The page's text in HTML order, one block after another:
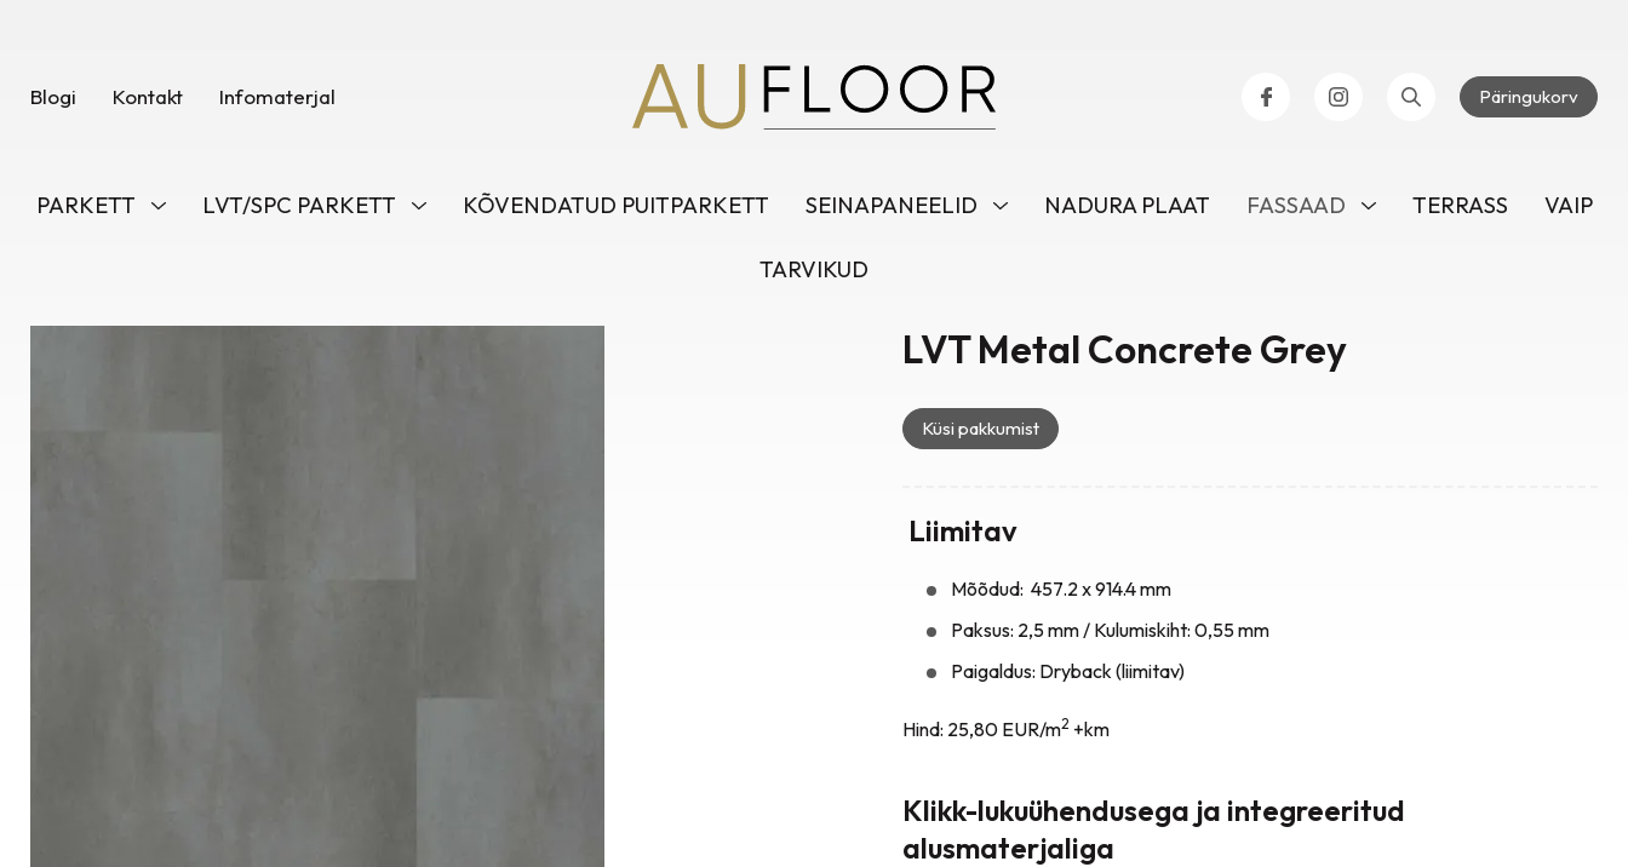
Blogi Kontakt Infomaterjal Päringukorv
PARKETT LVT/SPC PARKETT KÕVENDATUD PUITPARKETT SEINAPANEELID NADURA PLAAT FASSAAD TERRASS VAIP
TARVIKUD
LVT Metal Concrete Grey
Küsi pakkumist
Liimitav
Mõõdud: 457.2 x 914.4 mm
Paksus: 2,5 mm / Kulumiskiht: 0,55 mm
Paigaldus: Dryback (liimitav)
Hind: 25,80 EUR/m2 +km
Klikk-lukuühendusega ja integreeritud
alusmaterjaliga